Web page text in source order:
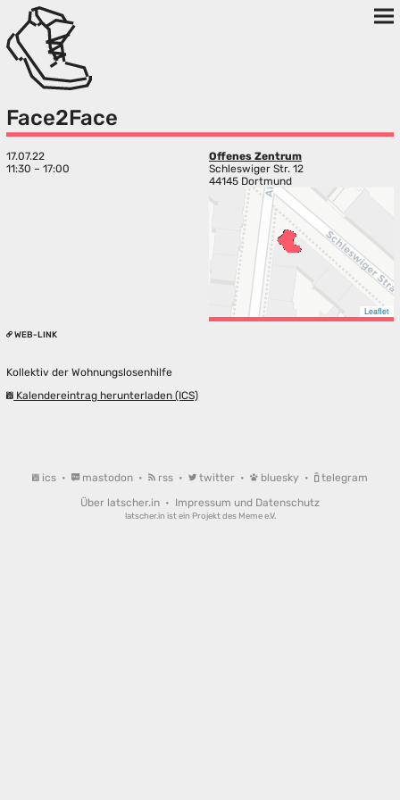
Face2Face
17.07.22
11:30 – 17:00
Offenes Zentrum
Schleswiger Str. 12
44145 Dortmund
Leaflet
WEB-LINK
Kollektiv der Wohnungslosenhilfe
Kalendereintrag herunterladen (ICS)
ics • mastodon • rss • twitter • bluesky •
telegram
Über latscher.in • Impressum und Datenschutz
latscher.in ist ein Projekt des Meme e.V.